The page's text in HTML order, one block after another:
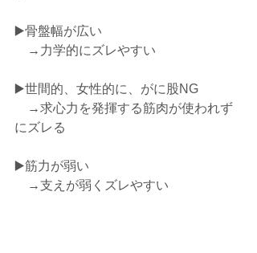
▶️骨盤幅が広い⁡
→力学的にズレやすい⁡
▶️世間的、女性的に、がに股NG⁡
→求心力を発揮する筋肉が使われず
にズレる⁡
▶️筋力が弱い　⁡
→支えが弱くズレやすい⁡